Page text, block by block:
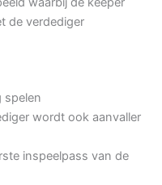
de verdediger
spelen
wordt ook aanvaller
inspeelpass van de